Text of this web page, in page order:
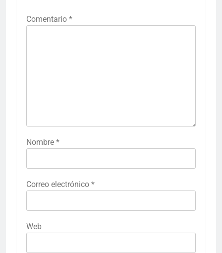
Comentario *
Nombre *
Correo electrónico *
Web